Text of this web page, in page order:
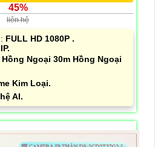
45%
liên hệ
FULL HD 1080P .
IP.
Hồng Ngoại 30m Hồng Ngoại
Kim Loại.
AI.